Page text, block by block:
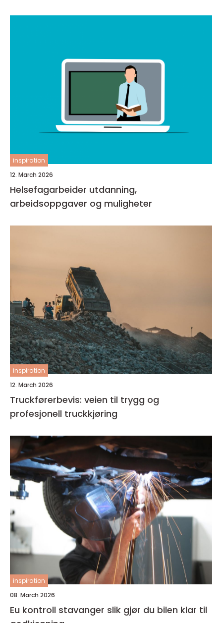
inspiration
12. March 2026
Helsefagarbeider utdanning,
arbeidsoppgaver og muligheter
inspiration
12. March 2026
Truckførerbevis: veien til trygg og
profesjonell truckkjøring
inspiration
08. March 2026
Eu kontroll stavanger slik gjør du bilen klar til